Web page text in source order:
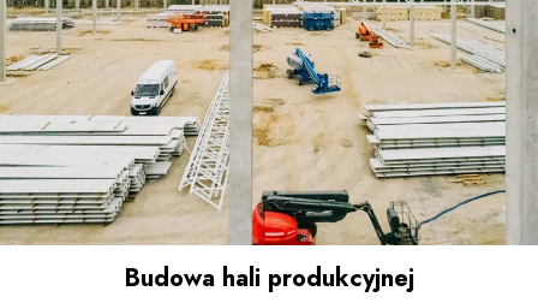
Budowa hali produkcyjnej